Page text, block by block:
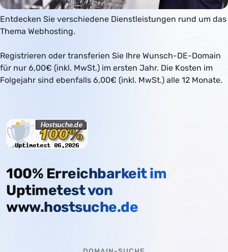
Entdecken Sie verschiedene Dienstleistungen rund um das
Thema Webhosting.
Registrieren oder transferien Sie Ihre Wunsch-DE-Domain
für nur 6,00€ (inkl. MwSt.) im ersten Jahr. Die Kosten im
Folgejahr sind ebenfalls 6,00€ (inkl. MwSt.) alle 12 Monate.
100% Erreichbarkeit im
Uptimetest von
www.hostsuche.de